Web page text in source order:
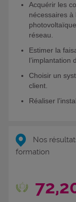
Acquérir les
nécessaires à
réseau.
Estimer la
l’implantation
Choisir un
client.
Réaliser
Nos
formation